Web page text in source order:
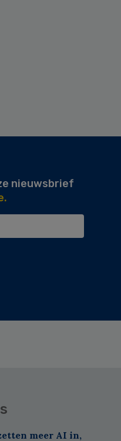
nieuwsbrief
meer AI in,